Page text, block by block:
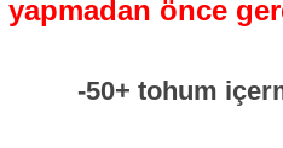
önce
-50+ tohum